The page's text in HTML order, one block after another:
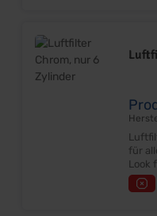
Unterteil
für
Look
14"